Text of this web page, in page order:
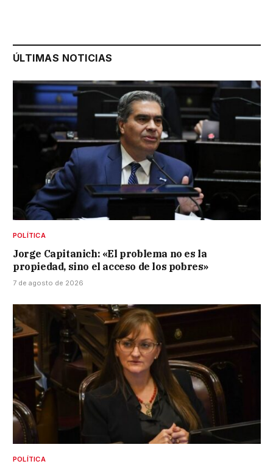
ÚLTIMAS NOTICIAS
POLÍTICA
Jorge Capitanich: «El problema no es la
propiedad, sino el acceso de los pobres»
7 de agosto de 2026
POLÍTICA